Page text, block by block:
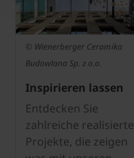
© Wienerberger Ceramika
Budowlana Sp. z o.o.
Inspirieren lassen
Entdecken Sie
zahlreiche realisierte
Projekte, die zeigen